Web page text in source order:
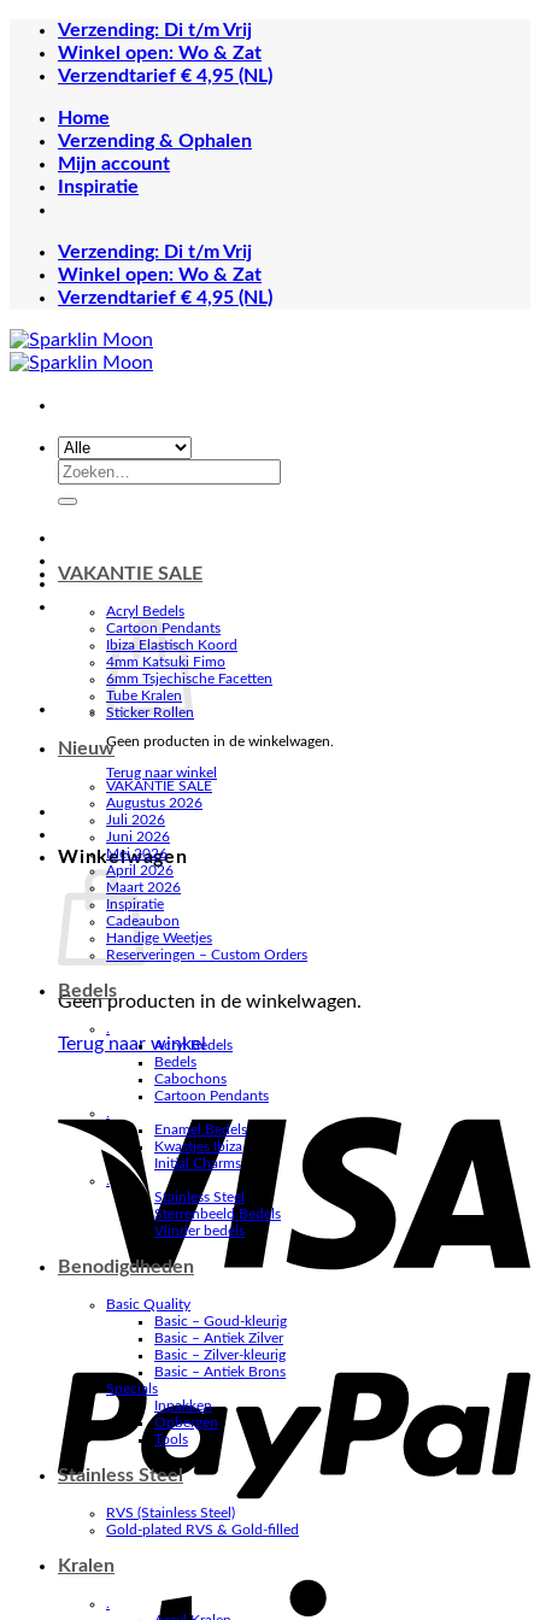
naar
inhoud
Verzending: Di t/m Vrij
Winkel open: Wo & Zat
Verzendtarief € 4,95 (NL)
Home
Verzending & Ophalen
Mijn account
Inspiratie
Verzending: Di t/m Vrij
Winkel open: Wo & Zat
Verzendtarief € 4,95 (NL)
Zoeken
Geen producten in de winkelwagen.
Terug naar winkel
Winkelwagen
Geen producten in de winkelwagen.
Terug naar winkel
VAKANTIE SALE
Acryl Bedels
Cartoon Pendants
Ibiza Elastisch Koord
4mm Katsuki Fimo
6mm Tsjechische Facetten
Tube Kralen
Sticker Rollen
Nieuw
VAKANTIE SALE
Augustus 2026
Juli 2026
Juni 2026
Mei 2026
April 2026
Maart 2026
Inspiratie
Cadeaubon
Handige Weetjes
Reserveringen – Custom Orders
Bedels
.
Acryl Bedels
Bedels
Cabochons
Cartoon Pendants
.
Enamel Bedels
Kwastjes Ibiza
Initial Charms
.
Stainless Steel
Sterrenbeeld Bedels
Vlinder bedels
Benodigdheden
Basic Quality
Basic – Goud-kleurig
Basic – Antiek Zilver
Basic – Zilver-kleurig
Basic – Antiek Brons
Specials
Inpakken
Opbergen
Tools
Stainless Steel
RVS (Stainless Steel)
Gold-plated RVS & Gold-filled
Kralen
.